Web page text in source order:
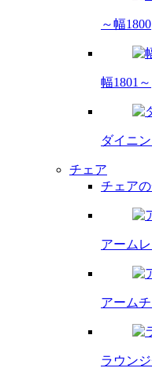
～幅1800
幅1801～
ダイニ
チェア
チェア
アーム
アーム
ラウン